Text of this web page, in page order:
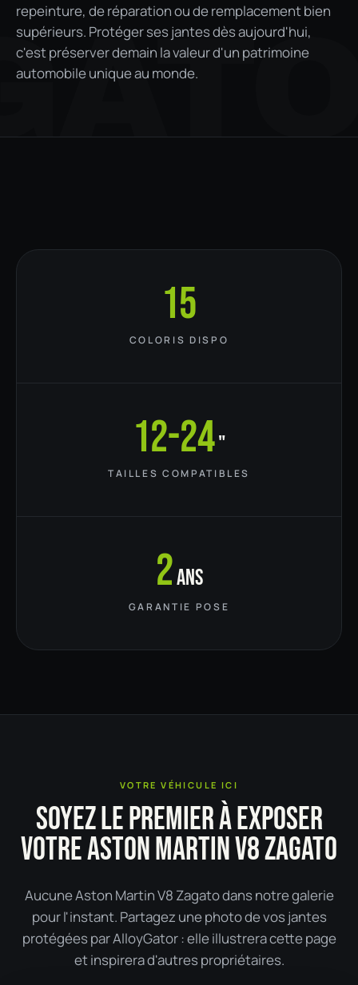
repeinture, de réparation ou de remplacement bien
supérieurs. Protéger ses jantes dès aujourd'hui,
c'est préserver demain la valeur d'un patrimoine
automobile unique au monde.
15
COLORIS DISPO
12-24"
TAILLES COMPATIBLES
2ans
GARANTIE POSE
VOTRE VÉHICULE ICI
SOYEZ LE PREMIER À EXPOSER
VOTRE ASTON MARTIN V8 ZAGATO
Aucune Aston Martin V8 Zagato dans notre galerie
pour l'instant. Partagez une photo de vos jantes
protégées par AlloyGator : elle illustrera cette page
et inspirera d'autres propriétaires.